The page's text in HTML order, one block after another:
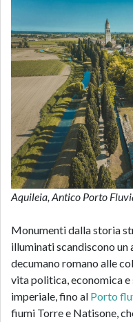
Aquileia, Antico Porto
Monumenti dalla storia
illuminati scandiscono
decumano romano alle
vita politica, economica
imperiale, fino al Porto
fiumi Torre e Natisone,